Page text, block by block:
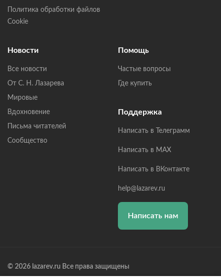
Политика обработки файлов
Cookie
Новости
Все новости
От С. Н. Лазарева
Мировые
Вдохновение
Письма читателей
Сообщество
Помощь
Частые вопросы
Где купить
Поддержка
Написать в Телеграмм
Написать в MAX
Написать в ВКонтакте
help@lazarev.ru
Написать нам
© 2026 lazarev.ru Все права защищены